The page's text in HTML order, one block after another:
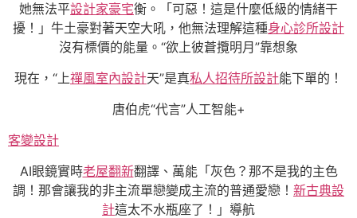
她無法平設計家豪宅衡。「可惡！這是什麼低級的情緒干
擾！」牛土豪對著天空大吼，他無法理解這種身心診所設計
沒有標價的能量。“欲上彼蒼攬明月”靠想象
現在，“上禪風室內設計天”是真私人招待所設計能下單的！
唐伯虎“代言”人工智能+
客變設計
AI眼鏡實時老屋翻新翻譯、萬能「灰色？那不是我的主色
調！那會讓我的非主流單戀變成主流的普通愛戀！ 新古典設
計這太不水瓶座了！」導航